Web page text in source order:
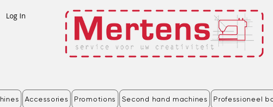
Log In
Accessories Promotions Second hand machines Professioneel